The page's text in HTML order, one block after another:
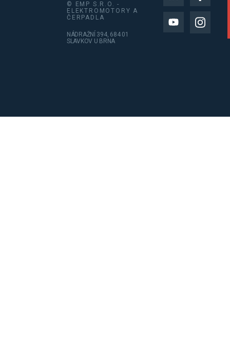
© EMP S.R.O. -
ELEKTROMOTORY A
ČERPADLA
NÁDRAŽNÍ 394, 684 01
SLAVKOV U BRNA